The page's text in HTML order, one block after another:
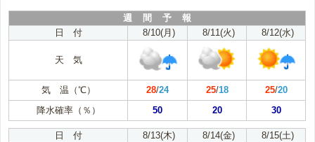
週 間 予 報
日 付
8/10(月) 8/11(火) 8/12(水)
天 気
気 温（℃） 28/24 25/18 25/20
降水確率（％）
50 20 30
日 付 8/13(木) 8/14(金) 8/15(土)